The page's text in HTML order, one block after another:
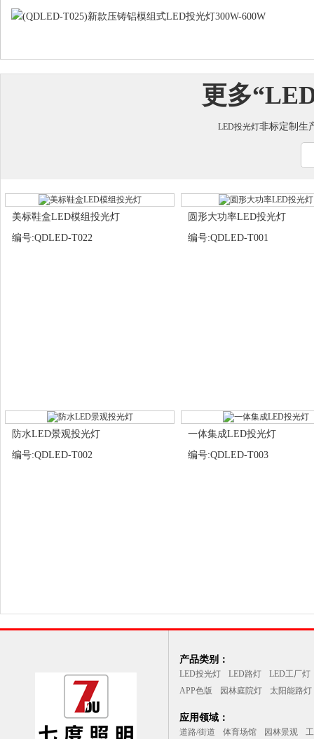
更多“
LED投光灯非标定制生产
美标鞋盒LED模组投光灯
编号:QDLED-T022
圆形大功率LED投光灯
编号:QDLED-T001
防水LED景观投光灯
编号:QDLED-T002
一体集成LED投光灯
编号:QDLED-T003
产品类别：
LED投光灯 LED路灯
LED工厂灯
APP色版
园林庭院灯 太阳能路灯
应用领域：
道路/街道 体育场馆 园林景观